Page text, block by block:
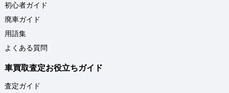
初心者ガイド
廃車ガイド
用語集
よくある質問
車買取査定お役立ちガイド
査定ガイド